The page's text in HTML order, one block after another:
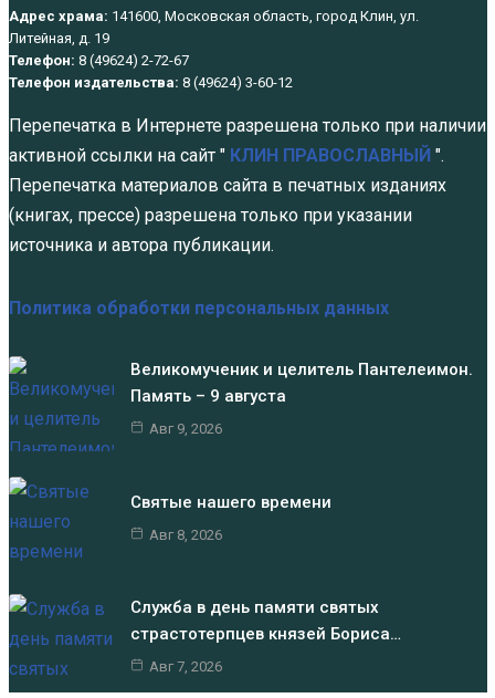
Адрес храма: 141600, Московская область, город Клин, ул.
Литейная, д. 19
Телефон: 8 (49624) 2-72-67
Телефон издательства: 8 (49624) 3-60-12
Перепечатка в Интернете разрешена только при наличии
активной ссылки на сайт " КЛИН ПРАВОСЛАВНЫЙ ".
Перепечатка материалов сайта в печатных изданиях
(книгах, прессе) разрешена только при указании
источника и автора публикации.
Политика обработки персональных данных
Великомученик и целитель Пантелеимон.
Память – 9 августа
Авг 9, 2026
Святые нашего времени
Авг 8, 2026
Служба в день памяти святых
страстотерпцев князей Бориса…
Авг 7, 2026